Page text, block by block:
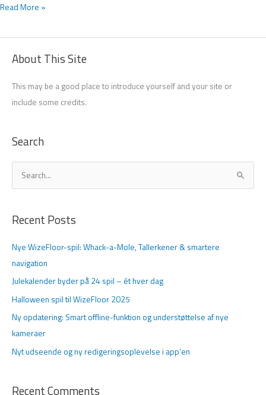
Read More »
About This Site
This may be a good place to introduce yourself and your site or
include some credits.
Search
ø
e
r
:
Recent Posts
Nye WizeFloor-spil: Whack-a-Mole, Tallerkener & smartere
navigation
Julekalender byder på 24 spil – ét hver dag
Halloween spil til WizeFloor 2025
Ny opdatering: Smart offline-funktion og understøttelse af nye
kameraer
Nyt udseende og ny redigeringsoplevelse i app’en
Recent Comments